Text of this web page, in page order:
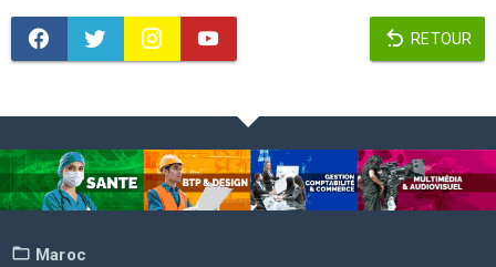
RETOUR
Maroc